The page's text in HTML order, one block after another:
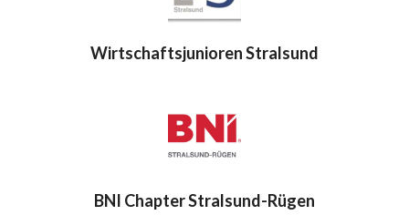
Wirtschaftsjunioren Stralsund
BNI Chapter Stralsund-Rügen